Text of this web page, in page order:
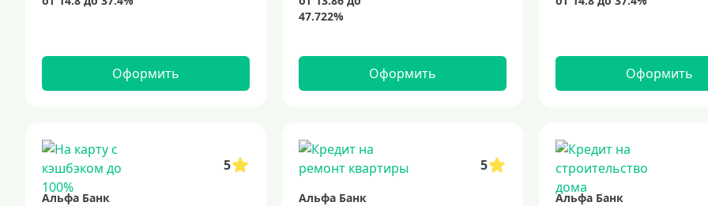
Оформить Оформить Оформить
5
Альфа Банк
5
Альфа Банк Альфа Банк